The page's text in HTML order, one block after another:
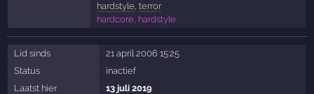
hardstyle, terror
hardcore, hardstyle
Lid sinds
21 april 2006 15:25
Status
inactief
Laatst hier
13 juli 2019